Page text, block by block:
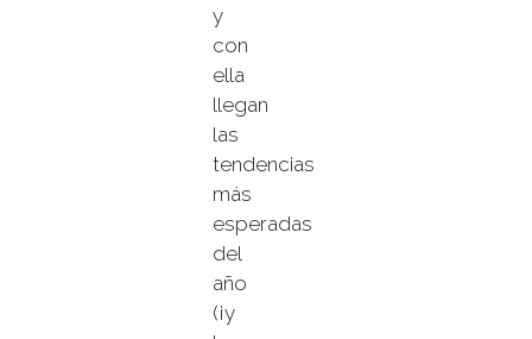
y
con
ella
llegan
las
tendencias
más
esperadas
del
año
(¡y